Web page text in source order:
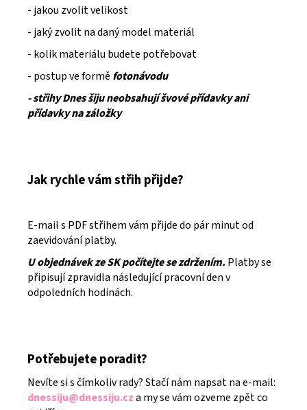
- jakou zvolit velikost
- jaký zvolit na daný model materiál
- kolik materiálu budete potřebovat
- postup ve formě fotonávodu
- střihy Dnes šiju neobsahují švové přídavky ani
přídavky na záložky
Jak rychle vám střih přijde?
E-mail s PDF střihem vám přijde do pár minut od
zaevidování platby.
U objednávek ze SK počítejte se zdržením.Platby se
připisují zpravidla následující pracovní den v
odpoledních hodinách.
Potřebujete poradit?
Nevíte si s čímkoliv rady? Stačí nám napsat na e-mail:
dnessiju@dnessiju.cza my se vám ozveme zpět co